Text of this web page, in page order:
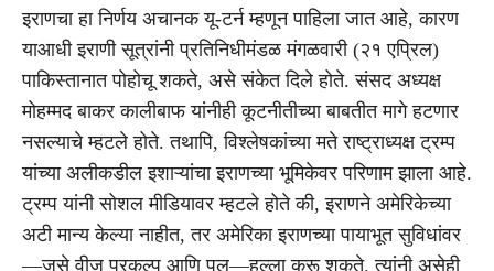
इराणचा हा निर्णय अचानक यू-टर्न म्हणून पाहिला जात आहे, कारण
याआधी इराणी सूत्रांनी प्रतिनिधीमंडळ मंगळवारी (२१ एप्रिल)
पाकिस्तानात पोहोचू शकते, असे संकेत दिले होते. संसद अध्यक्ष
मोहम्मद बाकर कालीबाफ यांनीही कूटनीतीच्या बाबतीत मागे हटणार
नसल्याचे म्हटले होते. तथापि, विश्लेषकांच्या मते राष्ट्राध्यक्ष ट्रम्प
यांच्या अलीकडील इशाऱ्यांचा इराणच्या भूमिकेवर परिणाम झाला आहे.
ट्रम्प यांनी सोशल मीडियावर म्हटले होते की, इराणने अमेरिकेच्या
अटी मान्य केल्या नाहीत, तर अमेरिका इराणच्या पायाभूत सुविधांवर
—जसे वीज प्रकल्प आणि पूल—हल्ला करू शकते. त्यांनी असेही